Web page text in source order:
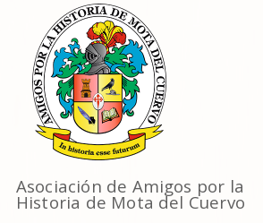
Asociación de Amigos por la
Historia de Mota del Cuervo